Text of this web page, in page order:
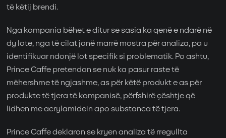
të këtij brendi.
Nga kompania bëhet e ditur se sasia ka qenë e ndarë në
dy lote, nga të cilat janë marrë mostra për analiza, pa u
identifikuar ndonjë lot specifik si problematik. Po ashtu,
Prince Caffe pretendon se nuk ka pasur raste të
mëhershme të ngjashme, as për këtë produkt e as për
produkte të tjera të kompanisë, përfshirë çështje që
lidhen me acrylamidein apo substanca të tjera.
Prince Caffe deklaron se kryen analiza të rregullta